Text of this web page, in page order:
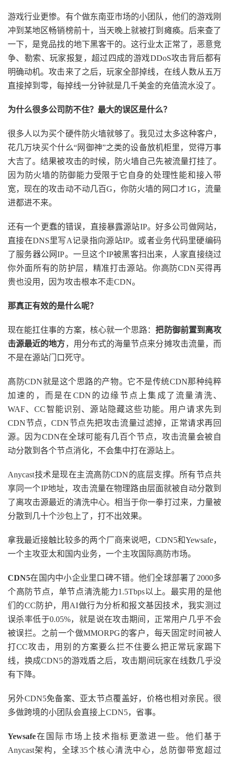
游戏行业更惨。有个做东南亚市场的小团队，他们的游戏刚
冲到某地区畅销榜前十，当天晚上就被打到瘫痪。后来查了
一下，是竞品找的地下黑客干的。这行业太正常了，恶意竞
争、勒索、玩家报复，超过四成的游戏DDoS攻击背后都有
明确动机。攻击来了之后，玩家全部掉线，在线人数从五万
直接掉到零，每掉线一分钟就是几千美金的充值流水没了。
为什么很多公司防不住？最大的误区是什么？
很多人以为买个硬件防火墙就够了。我见过太多这种客户，
花几万块买个什么“网御神”之类的设备放机柜里，觉得万事
大吉了。结果被攻击的时候，防火墙自己先被流量打挂了。
因为防火墙的防御能力受限于它自身的处理性能和接入带
宽，现在的攻击动不动几百G，你防火墙的网口才1G，流量
进都进不来。
还有一个更蠢的错误，直接暴露源站IP。好多公司做网站，
直接在DNS里写A记录指向源站IP。或者业务代码里硬编码
了服务器公网IP。一旦这个IP被黑客扫出来，人家直接绕过
你外面所有的防护层，精准打击源站。你高防CDN买得再
贵也没用，因为攻击根本不走CDN。
那真正有效的是什么呢？
现在能扛住事的方案，核心就一个思路：把防御前置到离攻
击源最近的地方，用分布式的海量节点来分摊攻击流量，而
不是在源站门口死守。
高防CDN就是这个思路的产物。它不是传统CDN那种纯粹
加速的，而是在CDN的边缘节点上集成了流量清洗、
WAF、CC智能识别、源站隐藏这些功能。用户请求先到
CDN节点，CDN节点先把攻击流量过滤掉，正常请求再回
源。因为CDN在全球可能有几百个节点，攻击流量会被自
动分散到各个节点消化，不会集中打在源站上。
Anycast技术是现在主流高防CDN的底层支撑。所有节点共
享同一个IP地址，攻击流量在物理路由层面就被自动分散到
了离攻击源最近的清洗中心。相当于你一拳打过来，力量被
分散到几十个沙包上了，打不出效果。
拿我最近接触比较多的两个厂商来说吧，CDN5和Yewsafe，
一个主攻亚太和国内业务，一个主攻国际高防市场。
CDN5在国内中小企业里口碑不错。他们全球部署了2000多
个高防节点，单节点清洗能力1.5Tbps以上。最实用的是他
们的CC防护，用AI做行为分析和报文基因技术，我实测过
误杀率低于0.05%，就是说在攻击期间，正常用户几乎不会
被误拦。之前一个做MMORPG的客户，每天固定时间被人
打CC攻击，用别的方案要么拦不住要么把正常玩家踢下
线，换成CDN5的游戏盾之后，攻击期间玩家在线数几乎没
有下降。
另外CDN5免备案、亚太节点覆盖好，价格也相对亲民。很
多做跨境的小团队会直接上CDN5，省事。
Yewsafe在国际市场上技术指标更激进一些。他们基于
Anycast架构，全球35个核心清洗中心，总防御带宽超过